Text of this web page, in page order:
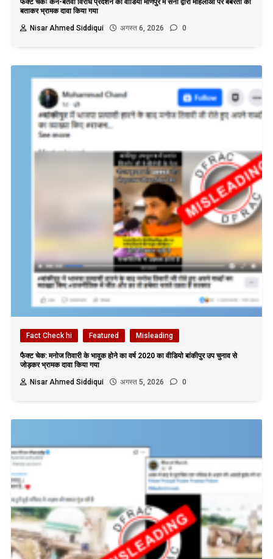
फैक्ट चेकः केन-बेतवा विरोध प्रदर्शन का वीडियो मणिपुर में सेना द्वारा महिलाओं पर बर्बरता का
बताकर भ्रामक दावा किया गया
Nisar Ahmed Siddiqui
अगस्त 6, 2026 0
Fact Check hi Featured Misleading
फैक्ट चेक: मनोज तिवारी के भावुक होने का वर्ष 2020 का वीडियो बांकीपुर उप चुनाव से
जोड़कर भ्रामक दावा किया गया
Nisar Ahmed Siddiqui
अगस्त 5, 2026 0